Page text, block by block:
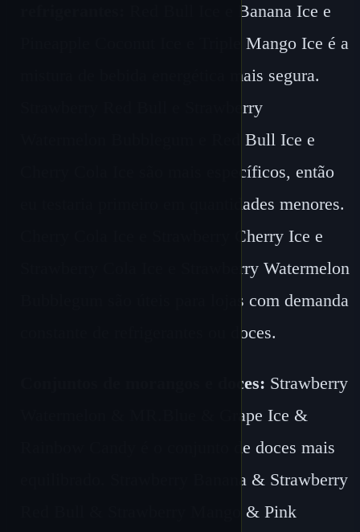
Red Bull Ice e Banana Ice e
Pineapple Coconut Ice e Triple Mango Ice é a
mistura de bebida energética mais segura.
Strawberry Red Bull e Strawberry
Watermelon Bubblegum e Red Bull Ice e
Cherry Cola Ice são mais específicos, então
eu testaria primeiro em quantidades menores.
Cherry Cola Ice e Strawberry Cherry Ice e
Strawberry Cola Ice e Strawberry Watermelon
Bubblegum são úteis para lojas com demanda
constante de refrigerantes ou doces.
Conjuntos de morangos e doces: Strawberry
Watermelon & MR.Blue & Grape Ice &
Rainbow Candy é o conjunto de doces mais
equilibrado. Strawberry Banana & Strawberry
Red Bull & Strawberry Mango & Pink